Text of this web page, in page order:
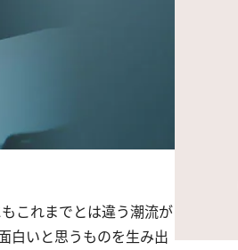
これまでとは違う潮流が
白いと思うものを生み出